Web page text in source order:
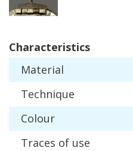
Characteristics
Material
Technique
Colour
Traces of use